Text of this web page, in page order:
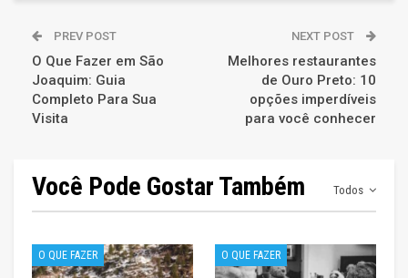
PREV POST
O Que Fazer em São
Joaquim: Guia
Completo Para Sua
Visita
NEXT POST
Melhores restaurantes
de Ouro Preto: 10
opções imperdíveis
para você conhecer
Todos
Você Pode Gostar Também
O QUE FAZER O QUE FAZER